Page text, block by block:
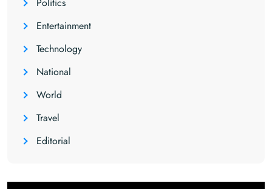
Entertainment
Technology
National
World
Travel
Editorial